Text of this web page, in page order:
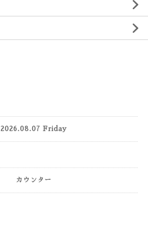
2026.08.07 Friday
カウンター